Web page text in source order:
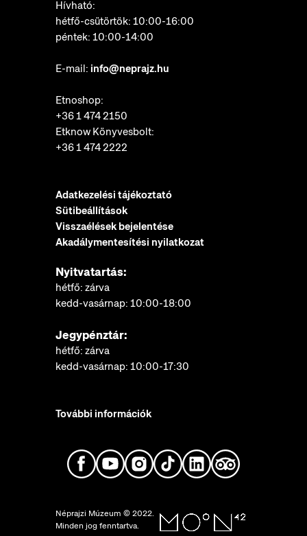
Hívható:
hétfő-csütörtök: 10:00-16:00
péntek: 10:00-14:00
E-mail: info@neprajz.hu
Etnoshop:
+36 1 474 2150
Etknow Könyvesbolt:
+36 1 474 2222
Adatkezelési tájékoztató
Sütibeállítások
Visszaélések bejelentése
Akadálymentesítési nyilatkozat
Nyitvatartás:
hétfő: zárva
kedd-vasárnap: 10:00-18:00
Jegypénztár:
hétfő: zárva
kedd-vasárnap: 10:00-17:30
További információk
Néprajzi Múzeum © 2022.
Minden jog fenntartva.